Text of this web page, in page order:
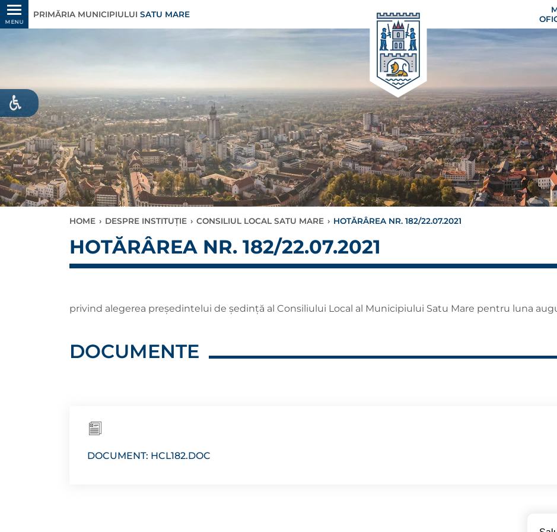
MENU
PRIMĂRIA MUNICIPIULUI SATU MARE
HOME › DESPRE INSTITUȚIE › CONSILIUL LOCAL SATU MARE › HOTĂRÂREA NR. 182/22.07.2021
HOTĂRÂREA NR. 182/22.07.2021
privind alegerea președintelui de ședință al Consiliului Local al Municipiului Satu Mare pentru luna
DOCUMENTE
DOCUMENT: HCL182.DOC